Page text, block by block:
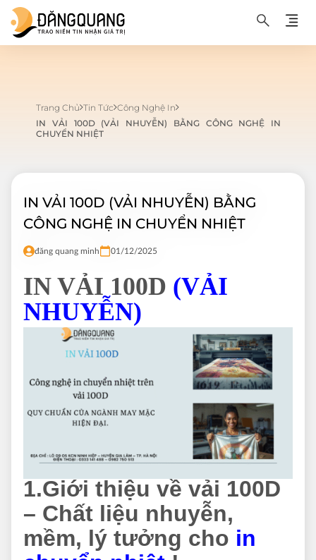
Trang Chủ Tin Tức Công Nghệ In
IN VẢI 100D (VẢI NHUYỄN) BẰNG CÔNG NGHỆ IN
CHUYỂN NHIỆT
IN VẢI 100D (VẢI NHUYỄN) BẰNG
CÔNG NGHỆ IN CHUYỂN NHIỆT
đăng quang minh 01/12/2025
IN VẢI 100D (VẢI
NHUYỄN)
1.Giới thiệu về vải 100D
– Chất liệu nhuyễn,
mềm, lý tưởng cho in